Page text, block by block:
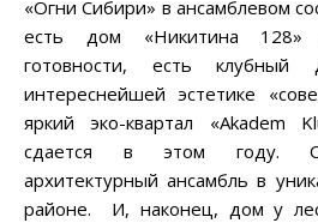
«Огни Сибири» в ансамблевом
есть дом «Никитина 128»
готовности, есть
интереснейшей эстетике
яркий эко-квартал «Akadem
сдается в этом году.
архитектурный ансамбль в
районе. И, наконец, дом у